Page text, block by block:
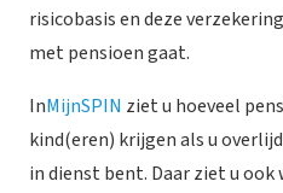
risicobasis en deze
met pensioen gaat.
InMijnSPIN ziet u hoeveel
kind(eren) krijgen als u
in dienst bent. Daar ziet u ook